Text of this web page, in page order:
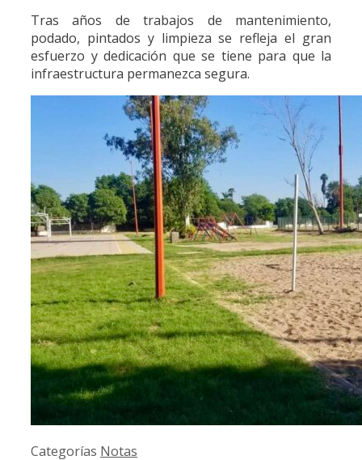
Tras años de trabajos de mantenimiento,
podado, pintados y limpieza se refleja el gran
esfuerzo y dedicación que se tiene para que la
infraestructura permanezca segura.
Categorías Notas